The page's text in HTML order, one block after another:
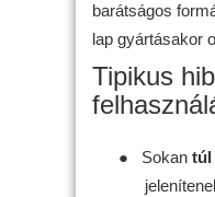
barátságos
lap gyártásakor
Tipikus
● Sokan túl